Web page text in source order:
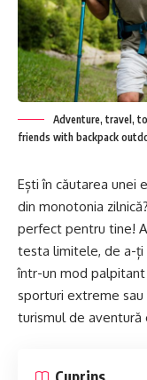
Adventure, travel,
friends with backpack
Ești în căutarea unei
din monotonia
perfect pentru tine!
testa limitele, de a-ți
într-un mod
sporturi extreme
turismul de